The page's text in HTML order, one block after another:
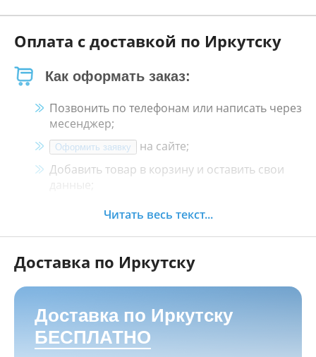
Оплата с доставкой по Иркутску
Как оформать заказ:
Позвонить по телефонам или написать через
месенджер;
Оформить заявку
на сайте;
Добавить товар в корзину и оставить свои
данные;
Менеджер свяжется с Вами в течение 30
Как оплатить:
Наличными, пластиковой картой, кредитной
картой и картой ХАЛВА в кассе нашего
магазина по адресуг. Иркутск, ул. Баррикад
24а, Мотосалон БАРС
Читать весь текст...
Доставка по Иркутску
Доставка по Иркутску
БЕСПЛАТНО